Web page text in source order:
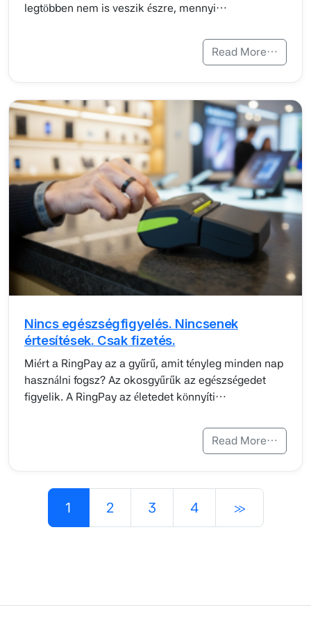
legtöbben nem is veszik észre, mennyi…
Read More…
Nincs egészségfigyelés. Nincsenek
értesítések. Csak fizetés.
Miért a RingPay az a gyűrű, amit tényleg minden nap
használni fogsz? Az okosgyűrűk az egészségedet
figyelik. A RingPay az életedet könnyíti…
Read More…
Posts navigation
1 2 3 4 »